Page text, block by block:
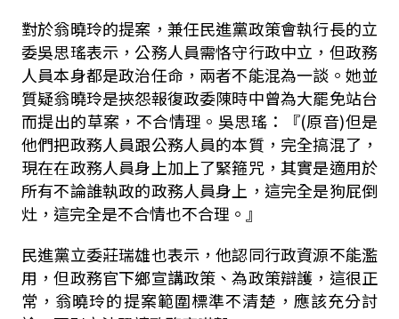
對於翁曉玲的提案，兼任民進黨政策會執行長的立
委吳思瑤表示，公務人員需恪守行政中立，但政務
人員本身都是政治任命，兩者不能混為一談。她並
質疑翁曉玲是挾怨報復政委陳時中曾為大罷免站台
而提出的草案，不合情理。吳思瑤：『(原音)但是
他們把政務人員跟公務人員的本質，完全搞混了，
現在在政務人員身上加上了緊箍咒，其實是適用於
所有不論誰執政的政務人員身上，這完全是狗屁倒
灶，這完全是不合情也不合理。』
民進黨立委莊瑞雄也表示，他認同行政資源不能濫
用，但政務官下鄉宣講政策、為政策辯護，這很正
常，翁曉玲的提案範圍標準不清楚，應該充分討